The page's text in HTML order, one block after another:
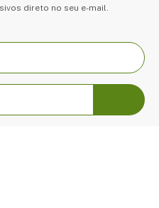
direto no seu e-mail.